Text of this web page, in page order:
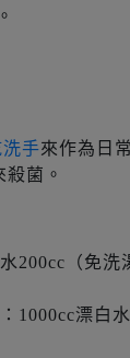
手來作為日
菌。
200cc（免洗
1000cc漂白